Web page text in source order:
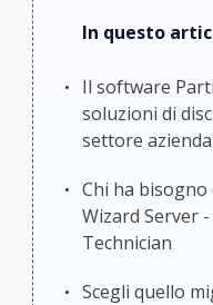
In questo
Il software
soluzioni di
settore
Chi ha
Wizard Server
Technician
Scegli quello